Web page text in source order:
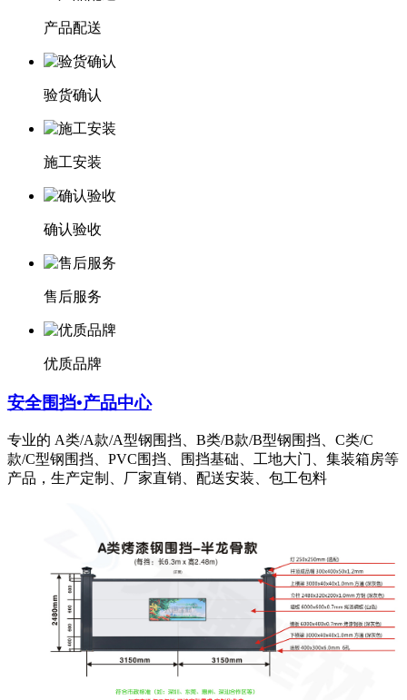
产品配送
验货确认
施工安装
确认验收
售后服务
优质品牌
安全围挡•产品中心
专业的 A类/A款/A型钢围挡、B类/B款/B型钢围挡、C类/C
款/C型钢围挡、PVC围挡、围挡基础、工地大门、集装箱房等
产品，生产定制、厂家直销、配送安装、包工包料